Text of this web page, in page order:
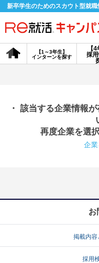
新卒学生のためのスカウト型就職
【
採
【1～3年生】
インターンを探す
会員登録
探す
就活ノウハウ・サポ
就活ノウハウが満載！
・ 該当する企業情報
再度企業を選
企
お
掲載内容
採用